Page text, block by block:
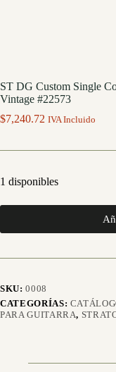
ST DG Custom Single
Vintage #22573
$7,240.72 IVA Incluido
1 disponibles
SKU:0008
CATEGORÍAS:
PARA GUITARRA,